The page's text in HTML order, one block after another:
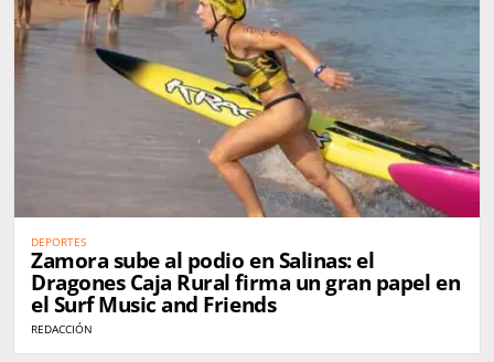
DEPORTES
Zamora sube al podio en Salinas: el
Dragones Caja Rural firma un gran papel en
el Surf Music and Friends
REDACCIÓN